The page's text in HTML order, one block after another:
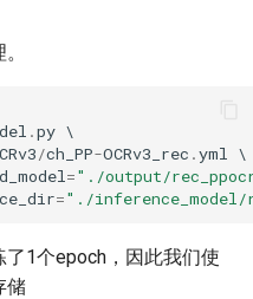
.py
/ch_PP-OCRv3_rec .yml
="./output/
="./inference_model/
1个epoch，因此我们使
储